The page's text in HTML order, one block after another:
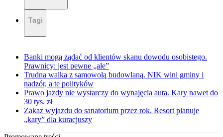
Tagi
Banki mogą żądać od klientów skanu dowodu osobistego.
Prawnicy: jest pewne „ale”
Trudna walka z samowolą budowlaną. NIK wini gminy i
nadzór, a te polityków
Prawo jazdy nie wystarczy do wynajęcia auta. Kary nawet do
30 tys. zł
Zakaz wyjazdu do sanatorium przez rok. Resort planuje
„kary” dla kuracjuszy